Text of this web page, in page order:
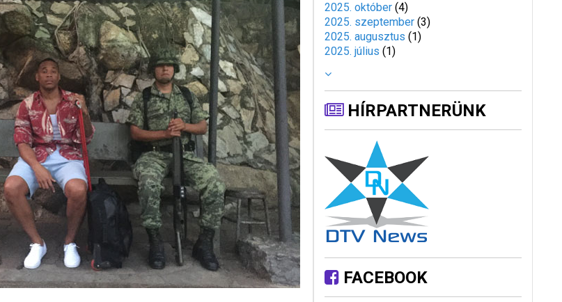
2025. október (4)
2025. szeptember (3)
2025. augusztus (1)
2025. július (1)
HÍRPARTNERÜNK
FACEBOOK